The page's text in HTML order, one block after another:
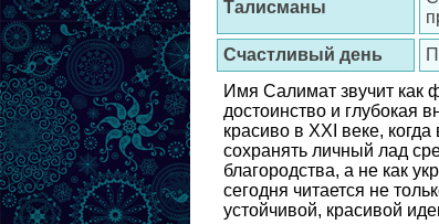
Талисманы
Счастливый день
Имя Салимат звучит как
достоинство и глубокая
красиво в XXI веке,
сохранять личный лад
благородства, а не как
сегодня читается не
устойчивой, красивой